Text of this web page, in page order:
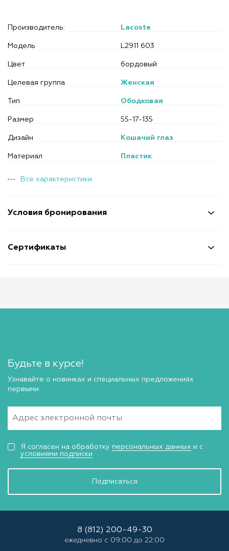
Условия бронирования
Сертификаты
Производитель: Lacoste
Модель L2911 603
Цвет бордовый
Целевая группа Женская
Тип Ободковая
Размер 55-17-135
Дизайн Кошачий глаз
Материал Пластик
Все характеристики
Будьте в курсе!
Узнавайте о новинках и специальных предложениях
первыми
Подписаться
Я согласен на обработку персональных данных и с
условиями подписки
8 (812) 200-49-30
ежедневно с 09:00 до 22:00